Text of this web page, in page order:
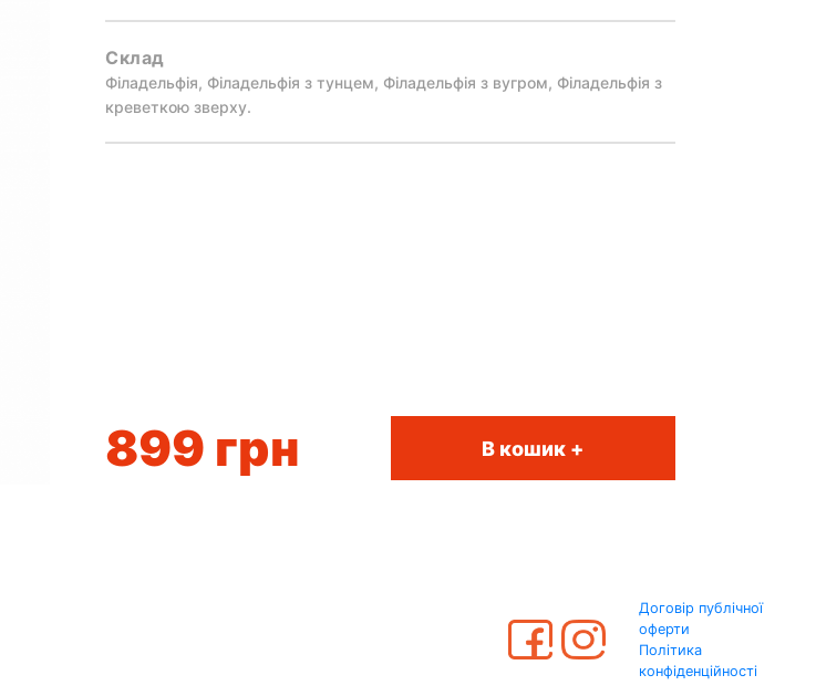
Склад
Філадельфія, Філадельфія з тунцем, Філадельфія з вугром, Філадельфія з
креветкою зверху.
899 грн В кошик +
Договір публічної
оферти
Політика
конфіденційності